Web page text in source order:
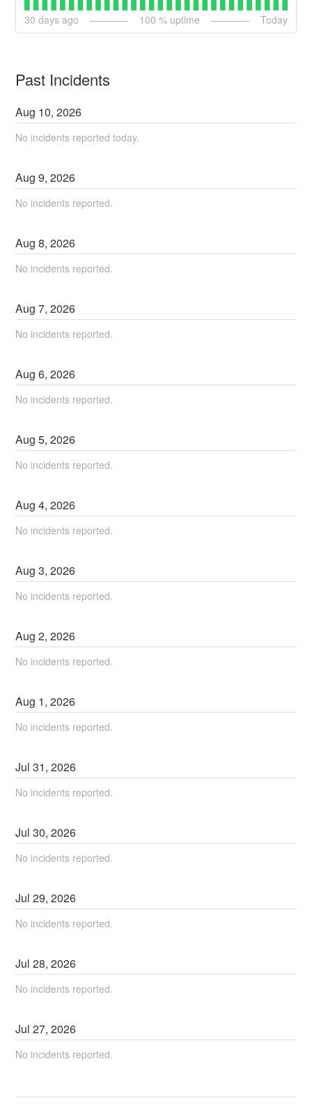
30 days ago 100 % uptime Today
Past Incidents
Aug 10,2026
No incidents reported today.
Aug9,2026
No incidents reported.
Aug8,2026
No incidents reported.
Aug7,2026
No incidents reported.
Aug6,2026
No incidents reported.
Aug5,2026
No incidents reported.
Aug4,2026
No incidents reported.
Aug3,2026
No incidents reported.
Aug2,2026
No incidents reported.
Aug 1,2026
No incidents reported.
Jul31,2026
No incidents reported.
Jul30,2026
No incidents reported.
Jul29,2026
No incidents reported.
Jul28,2026
No incidents reported.
Jul27,2026
No incidents reported.